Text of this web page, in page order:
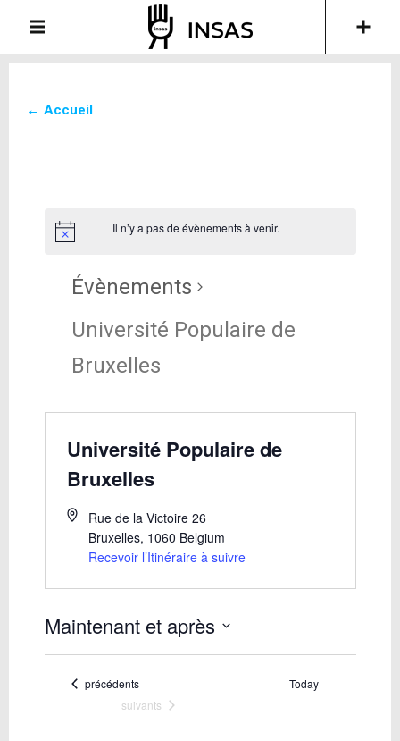
← Accueil
Il n’y a pas de évènements à venir.
Évènements
Université Populaire de
Bruxelles
Université Populaire de
Bruxelles
Rue de la Victoire 26
Bruxelles, 1060 Belgium
Recevoir l’Itinéraire à suivre
Maintenant et après
date.
Évènements
précédents
Today
Évènements
suivants